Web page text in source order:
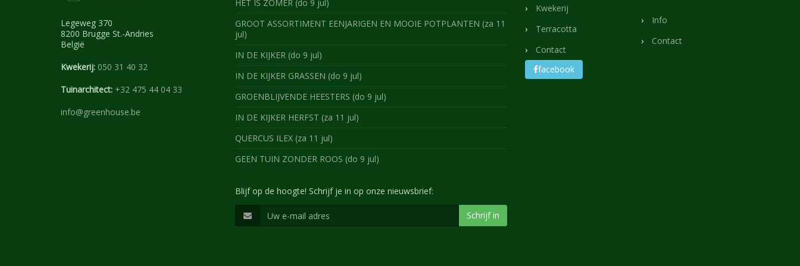
Legeweg 370
8200 Brugge St.-Andries
België
Kwekerij: 050 31 40 32
Tuinarchitect: +32 475 44 04 33
info@greenhouse.be
HET IS ZOMER (do 9 jul)
GROOT ASSORTIMENT EENJARIGEN EN MOOIE POTPLANTEN (za 11
jul)
IN DE KIJKER (do 9 jul)
IN DE KIJKER GRASSEN (do 9 jul)
GROENBLIJVENDE HEESTERS (do 9 jul)
IN DE KIJKER HERFST (za 11 jul)
QUERCUS ILEX (za 11 jul)
GEEN TUIN ZONDER ROOS (do 9 jul)
Blijf op de hoogte! Schrijf je in op onze nieuwsbrief:
Schrijf in
Kwekerij
Terracotta
Contact
facebook
Info
Contact